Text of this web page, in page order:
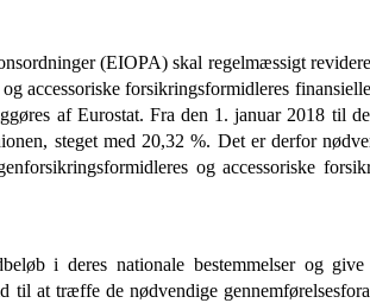
(EIOPA) skal regelmæssigt
accessoriske forsikringsformidleres
af Eurostat. Fra den 1. januar 2018 til
steget med 20,32 %. Det er derfor
og accessoriske
i deres nationale bestemmelser og
at træffe de nødvendige